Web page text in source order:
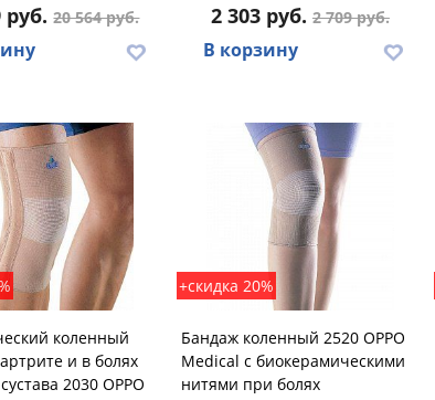
руб.20 564 руб. 2 303 руб. 2 709 руб.
В корзину
коленный
и в болях
2030 OPPO
+скидка 20%
Бандаж коленный 2520 OPPO
Medical с биокерамическими
нитями при болях